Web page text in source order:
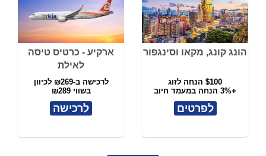
הונג קונג, מקאו וסינגפור
$100 הנחה לזוג
+3% הנחה במעמד חיוב
לפרטים
ארקיע - כרטיס טיסה
לאילת
לרכישה ב-₪269 לכיוון
בשווי ₪289
לרכישה